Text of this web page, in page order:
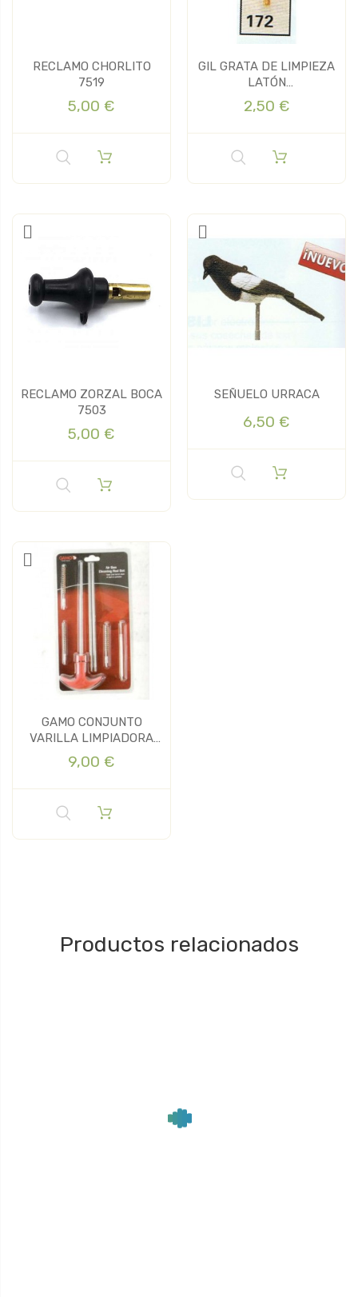
RECLAMO CHORLITO
7519
5,00 €
GIL GRATA DE LIMPIEZA
LATÓN
CAL.12,22,38,30.06...
2,50 €
RECLAMO ZORZAL BOCA
7503
5,00 €
SEÑUELO URRACA
6,50 €
GAMO CONJUNTO
VARILLA LIMPIADORA
CARABINA
9,00 €
Productos relacionados